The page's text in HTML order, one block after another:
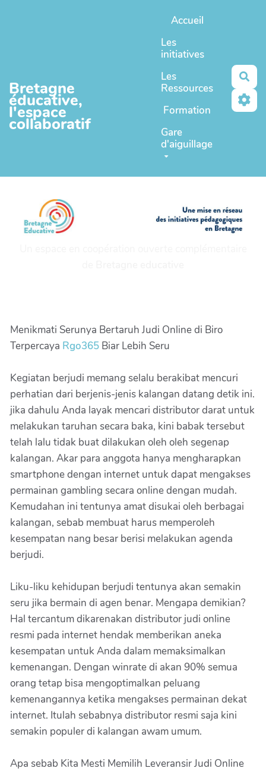
Bretagne
éducative,
l'espace
collaboratif
Accueil
Les
initiatives
Les
Ressources
Formation
Gare
d'aiguillage
Menikmati Serunya Bertaruh Judi Online di Biro
Terpercaya Rgo365 Biar Lebih Seru
Kegiatan berjudi memang selalu berakibat mencuri
perhatian dari berjenis-jenis kalangan datang detik ini.
jika dahulu Anda layak mencari distributor darat untuk
melakukan taruhan secara baka, kini babak tersebut
telah lalu tidak buat dilakukan oleh oleh segenap
kalangan. Akar para anggota hanya mengharapkan
smartphone dengan internet untuk dapat mengakses
permainan gambling secara online dengan mudah.
Kemudahan ini tentunya amat disukai oleh berbagai
kalangan, sebab membuat harus memperoleh
kesempatan nang besar berisi melakukan agenda
berjudi.
Liku-liku kehidupan berjudi tentunya akan semakin
seru jika bermain di agen benar. Mengapa demikian?
Hal tercantum dikarenakan distributor judi online
resmi pada internet hendak memberikan aneka
kesempatan untuk Anda dalam memaksimalkan
kemenangan. Dengan winrate di akan 90% semua
orang tetap bisa mengoptimalkan peluang
kemenangannya ketika mengakses permainan dekat
internet. Itulah sebabnya distributor resmi saja kini
semakin populer di kalangan awam umum.
Apa sebab Kita Mesti Memilih Leveransir Judi Online